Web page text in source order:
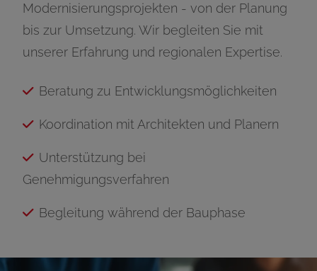
Modernisierungsprojekten - von der Planung
bis zur Umsetzung. Wir begleiten Sie mit
unserer Erfahrung und regionalen Expertise.
Beratung zu Entwicklungsmöglichkeiten
Koordination mit Architekten und Planern
Unterstützung bei
Genehmigungsverfahren
Begleitung während der Bauphase